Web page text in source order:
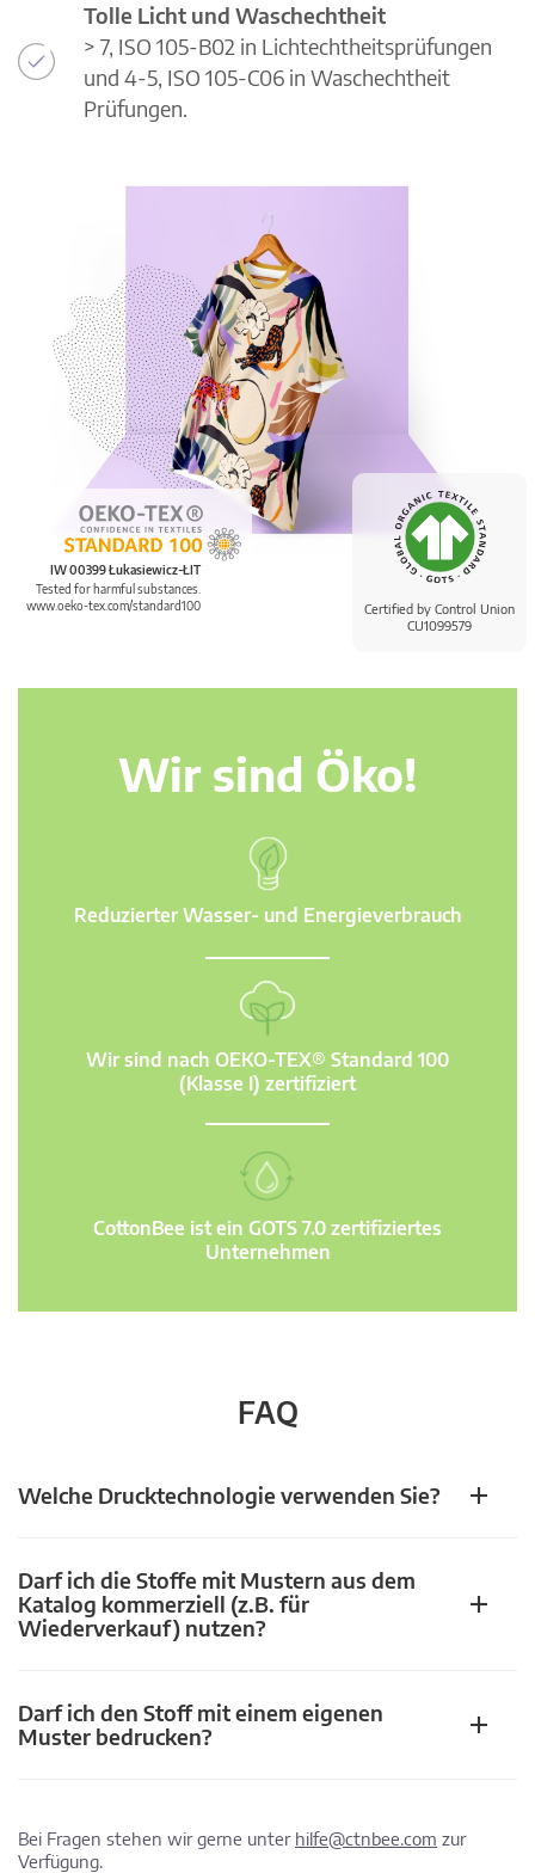
Certified by Control Union
CU1099579
IW 00399 Łukasiewicz-ŁIT
Tested for harmful substances.
www.oeko-tex.com/standard100
Tolle Licht und Waschechtheit
> 7, ISO 105-B02 in Lichtechtheitsprüfungen
und 4-5, ISO 105-C06 in Waschechtheit
Prüfungen.
Wir sind Öko!
Reduzierter Wasser- und Energieverbrauch
Wir sind nach OEKO-TEX® Standard 100
(Klasse I) zertifiziert
CottonBee ist ein GOTS 7.0 zertifiziertes
Unternehmen
FAQ
Welche Drucktechnologie verwenden Sie?
Darf ich die Stoffe mit Mustern aus dem
Katalog kommerziell (z.B. für
Wiederverkauf) nutzen?
Darf ich den Stoff mit einem eigenen
Muster bedrucken?
Bei Fragen stehen wir gerne unter hilfe@ctnbee.com zur
Verfügung.